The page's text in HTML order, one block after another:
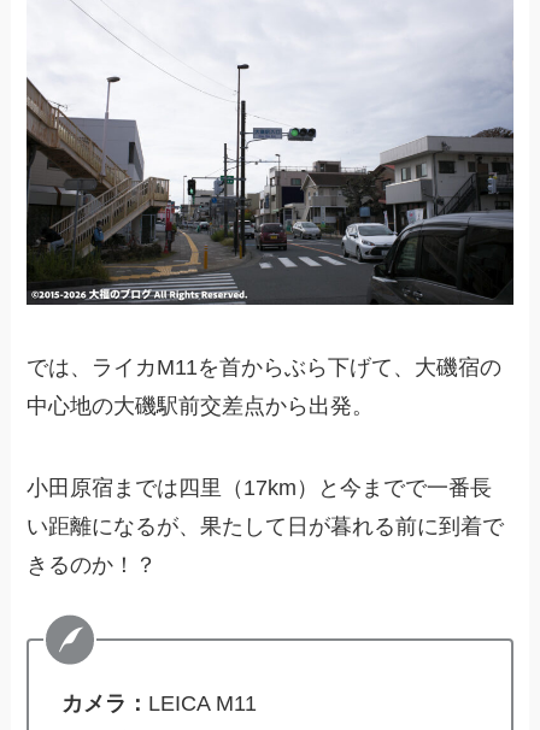
では、ライカM11を首からぶら下げて、大磯宿の
中心地の大磯駅前交差点から出発。
小田原宿までは四里（17km）と今までで一番長
い距離になるが、果たして日が暮れる前に到着で
きるのか！？
カメラ： LEICA M11